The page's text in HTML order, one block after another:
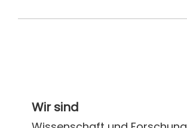
Wir sind